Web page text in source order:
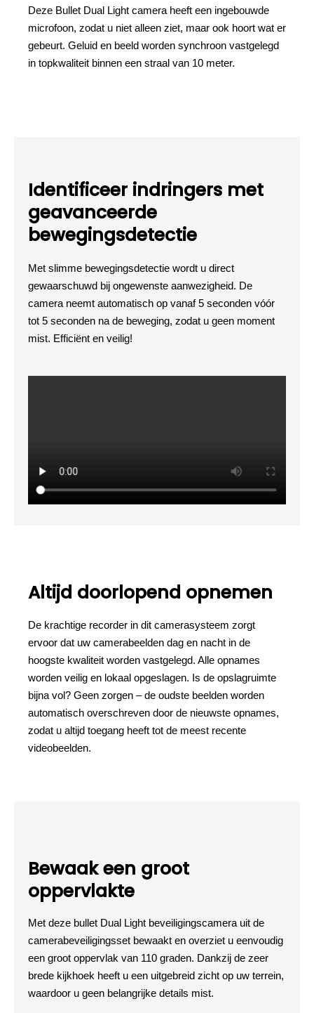
Deze Bullet Dual Light camera heeft een ingebouwde
microfoon, zodat u niet alleen ziet, maar ook hoort wat er
gebeurt. Geluid en beeld worden synchroon vastgelegd
in topkwaliteit binnen een straal van 10 meter.
Identificeer indringers met
geavanceerde
bewegingsdetectie
Met slimme bewegingsdetectie wordt u direct
gewaarschuwd bij ongewenste aanwezigheid. De
camera neemt automatisch op vanaf 5 seconden vóór
tot 5 seconden na de beweging, zodat u geen moment
mist. Efficiënt en veilig!
Altijd doorlopend opnemen
De krachtige recorder in dit camerasysteem zorgt
ervoor dat uw camerabeelden dag en nacht in de
hoogste kwaliteit worden vastgelegd. Alle opnames
worden veilig en lokaal opgeslagen. Is de opslagruimte
bijna vol? Geen zorgen – de oudste beelden worden
automatisch overschreven door de nieuwste opnames,
zodat u altijd toegang heeft tot de meest recente
videobeelden.
Bewaak een groot
oppervlakte
Met deze bullet Dual Light beveiligingscamera uit de
camerabeveiligingsset bewaakt en overziet u eenvoudig
een groot oppervlak van 110 graden. Dankzij de zeer
brede kijkhoek heeft u een uitgebreid zicht op uw terrein,
waardoor u geen belangrijke details mist.